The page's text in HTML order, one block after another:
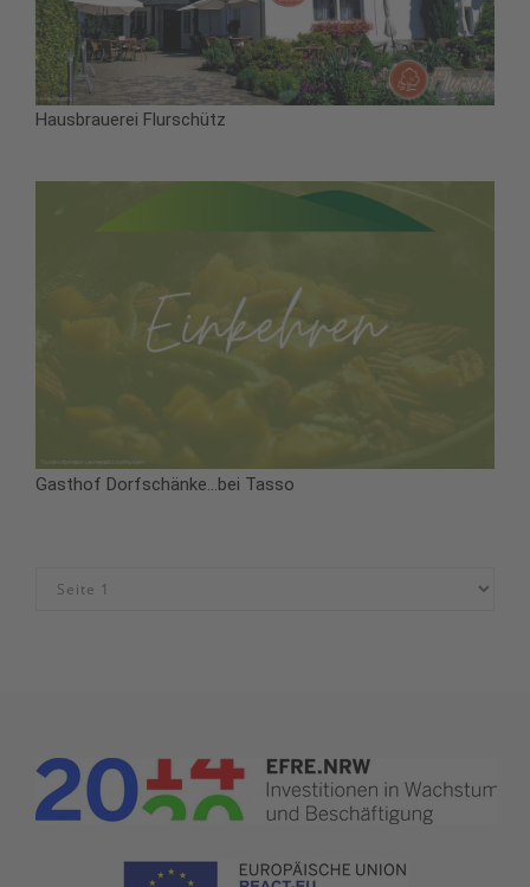
Hausbrauerei Flurschütz
Gasthof Dorfschänke...bei Tasso